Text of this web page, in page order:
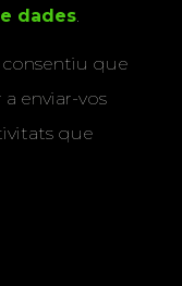
dades.
consentiu que
enviar-vos
que